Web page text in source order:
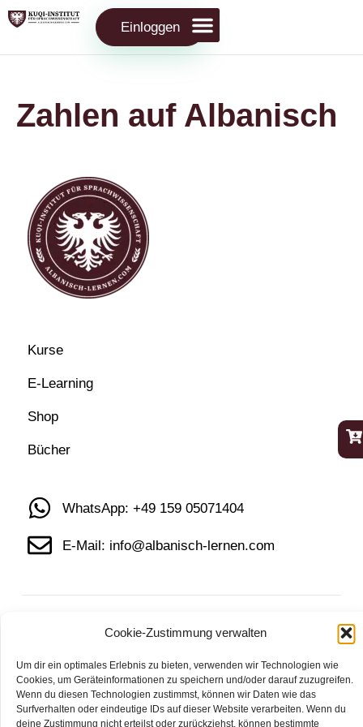
Cookie-Zustimmung verwalten
Um dir ein optimales Erlebnis zu bieten, verwenden wir Technologien wie
Cookies, um Geräteinformationen zu speichern und/oder darauf zuzugreifen.
Wenn du diesen Technologien zustimmst, können wir Daten wie das
Surfverhalten oder eindeutige IDs auf dieser Website verarbeiten. Wenn du
deine Zustimmung nicht erteilst oder zurückziehst, können bestimmte
Einloggen
Zahlen auf Albanisch
Kurse
E-Learning
Shop
Bücher
WhatsApp: +49 159 05071404
E-Mail: info@albanisch-lernen.com